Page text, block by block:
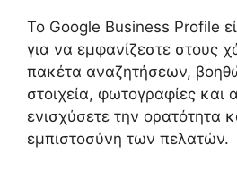
Το Google Business Profile
για να εμφανίζεστε στους
πακέτα αναζητήσεων,
στοιχεία, φωτογραφίες και
ενισχύσετε την ορατότητα
εμπιστοσύνη των πελατών.